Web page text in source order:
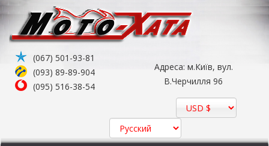
(067) 501-93-81
(093) 89-89-904
(095) 516-38-54
Адреса: м.Київ, вул.
В.Черчилля 96